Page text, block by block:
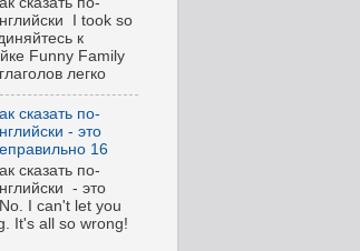
I took so
к
Funny Family
легко
сказать по-
- это
16
сказать по-
- это
I can't let you
It's all so wrong!